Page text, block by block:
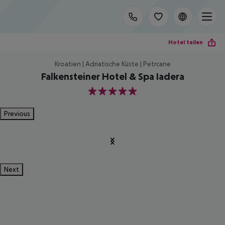
Hotel teilen
Kroatien | Adriatische Küste | Petrcane
Falkensteiner Hotel & Spa Iadera
5
Previous
Next